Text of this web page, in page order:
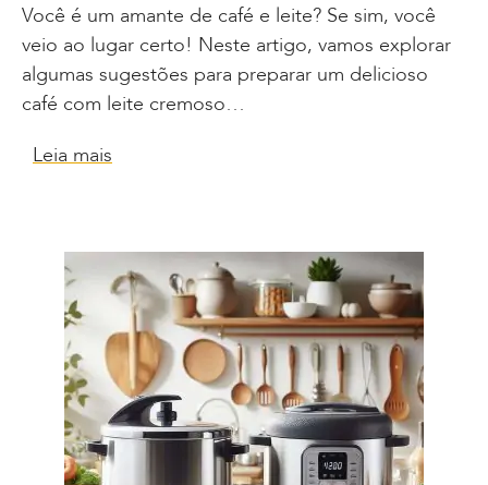
Você é um amante de café e leite? Se sim, você
veio ao lugar certo! Neste artigo, vamos explorar
algumas sugestões para preparar um delicioso
café com leite cremoso…
Leia mais